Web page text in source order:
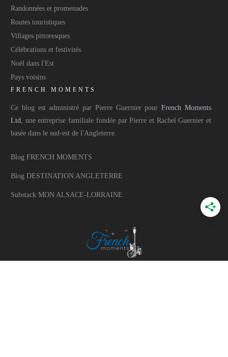
Randonnées et promenades
Routes touristiques
Villages pittoresques
Célébrations et festivités
Noël dans l'Est
Pays voisins
FRENCH MOMENTS
Ce blog est administré par Pierre Guernier pourFrench Moments
Ltd, une entreprise familiale fondée par Pierre et Rachel Guernier et
basée dans le sud-est de l'Angleterre.
Blog FRENCH MOMENTS
Blog DESTINATION ANGLETERRE
Substack MON ALSACE-LORRAINE